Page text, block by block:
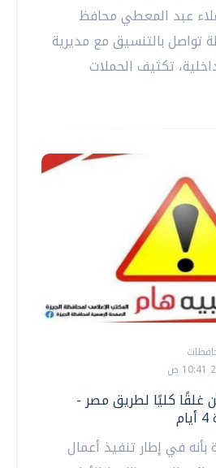
علاء عبد المعطي محافظ
تواصل بالتنسيق مع مديرية
تكثيف الحملات
غلقًا كليًا لطريق مصر -
في إطار تنفيذ أعمال